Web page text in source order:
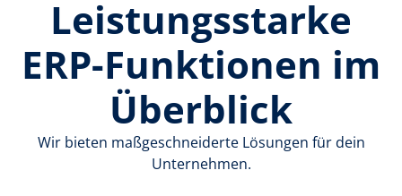
Leistungsstarke
ERP-Funktionen im
Überblick
Wir bieten maßgeschneiderte Lösungen für dein
Unternehmen.